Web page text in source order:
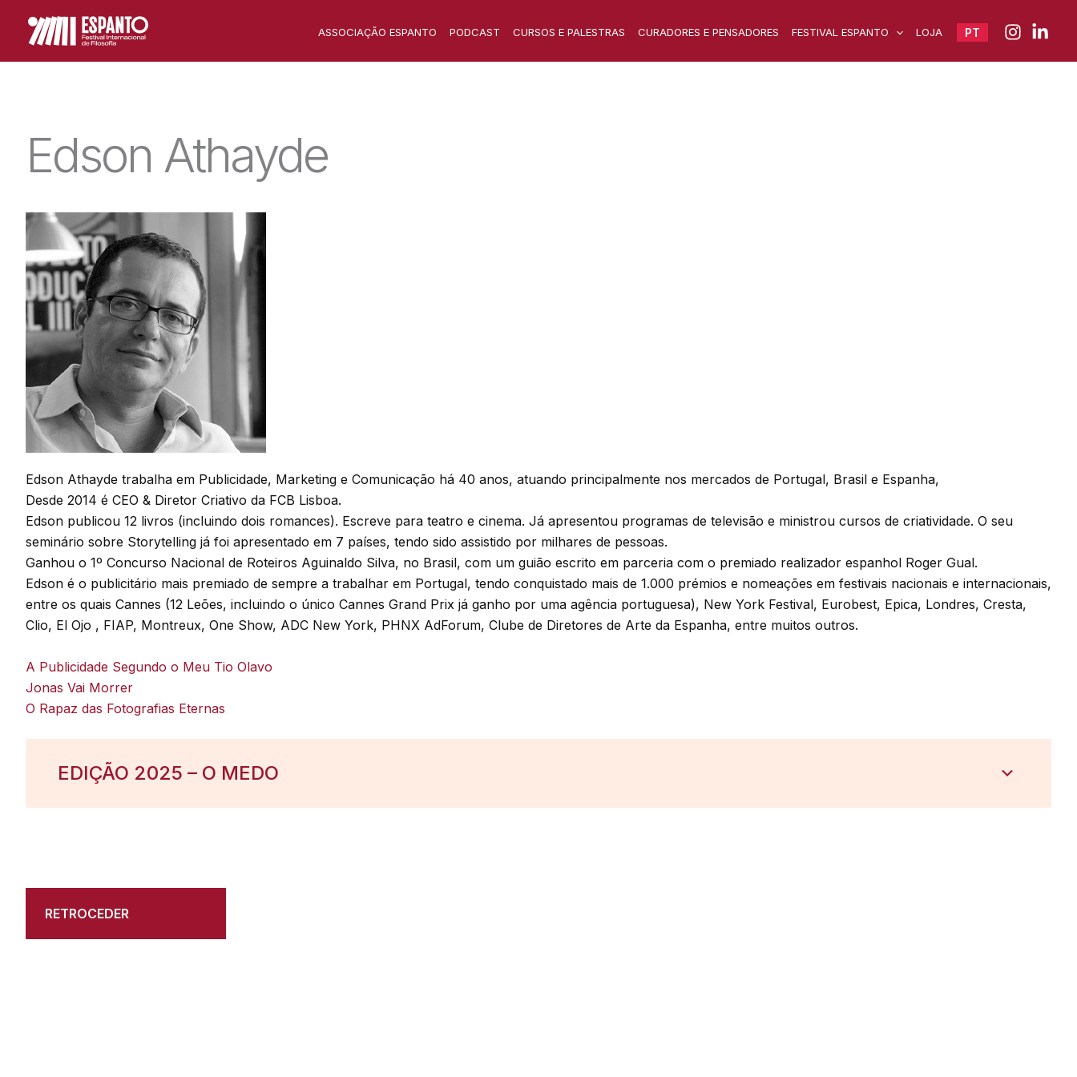
Skip
content
ASSOCIAÇÃO ESPANTO PODCAST CURSOS E PALESTRAS CURADORES E PENSADORES FESTIVAL ESPANTO LOJA PT
Edson Athayde
Edson Athayde trabalha em Publicidade, Marketing e Comunicação há 40 anos, atuando principalmente nos mercados de Portugal, Brasil e Espanha,
Desde 2014 é CEO & Diretor Criativo da FCB Lisboa.
Edson publicou 12 livros (incluindo dois romances). Escreve para teatro e cinema. Já apresentou programas de televisão e ministrou cursos de criatividade. O seu
seminário sobre Storytelling já foi apresentado em 7 países, tendo sido assistido por milhares de pessoas.
Ganhou o 1º Concurso Nacional de Roteiros Aguinaldo Silva, no Brasil, com um guião escrito em parceria com o premiado realizador espanhol Roger Gual.
Edson é o publicitário mais premiado de sempre a trabalhar em Portugal, tendo conquistado mais de 1.000 prémios e nomeações em festivais nacionais e internacionais,
entre os quais Cannes (12 Leões, incluindo o único Cannes Grand Prix já ganho por uma agência portuguesa), New York Festival, Eurobest, Epica, Londres, Cresta,
Clio, El Ojo , FIAP, Montreux, One Show, ADC New York, PHNX AdForum, Clube de Diretores de Arte da Espanha, entre muitos outros.
A Publicidade Segundo o Meu Tio Olavo
Jonas Vai Morrer
O Rapaz das Fotografias Eternas
EDIÇÃO 2025 – O MEDO
RETROCEDER